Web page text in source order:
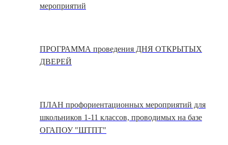
мероприятий
ПРОГРАММА проведения ДНЯ ОТКРЫТЫХ
ДВЕРЕЙ
ПЛАН профориентационных мероприятий для
школьников 1-11 классов, проводимых на базе
ОГАПОУ "ШТПТ"